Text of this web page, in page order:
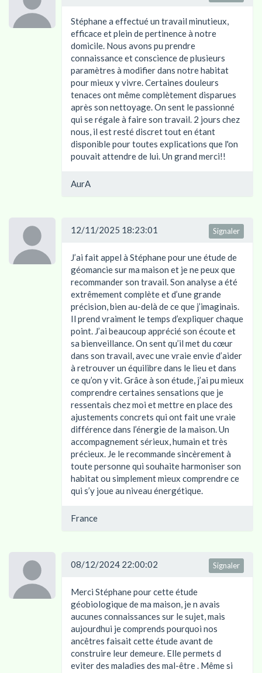
Stéphane a effectué un travail minutieux,
efficace et plein de pertinence à notre
domicile. Nous avons pu prendre
connaissance et conscience de plusieurs
paramètres à modifier dans notre habitat
pour mieux y vivre. Certaines douleurs
tenaces ont même complètement disparues
après son nettoyage. On sent le passionné
qui se régale à faire son travail. 2 jours chez
nous, il est resté discret tout en étant
disponible pour toutes explications que l'on
pouvait attendre de lui. Un grand merci!!
AurA
Signaler
12/11/2025 18:23:01
J’ai fait appel à Stéphane pour une étude de
géomancie sur ma maison et je ne peux que
recommander son travail. Son analyse a été
extrêmement complète et d’une grande
précision, bien au-delà de ce que j’imaginais.
Il prend vraiment le temps d’expliquer chaque
point. J’ai beaucoup apprécié son écoute et
sa bienveillance. On sent qu’il met du cœur
dans son travail, avec une vraie envie d’aider
à retrouver un équilibre dans le lieu et dans
ce qu’on y vit. Grâce à son étude, j’ai pu mieux
comprendre certaines sensations que je
ressentais chez moi et mettre en place des
ajustements concrets qui ont fait une vraie
différence dans l’énergie de la maison. Un
accompagnement sérieux, humain et très
précieux. Je le recommande sincèrement à
toute personne qui souhaite harmoniser son
habitat ou simplement mieux comprendre ce
qui s’y joue au niveau énergétique.
France
Signaler
08/12/2024 22:00:02
Merci Stéphane pour cette étude
géobiologique de ma maison, je n avais
aucunes connaissances sur le sujet, mais
aujourdhui je comprends pourquoi nos
ancêtres faisait cette étude avant de
construire leur demeure. Elle permets d
eviter des maladies des mal-être . Même si